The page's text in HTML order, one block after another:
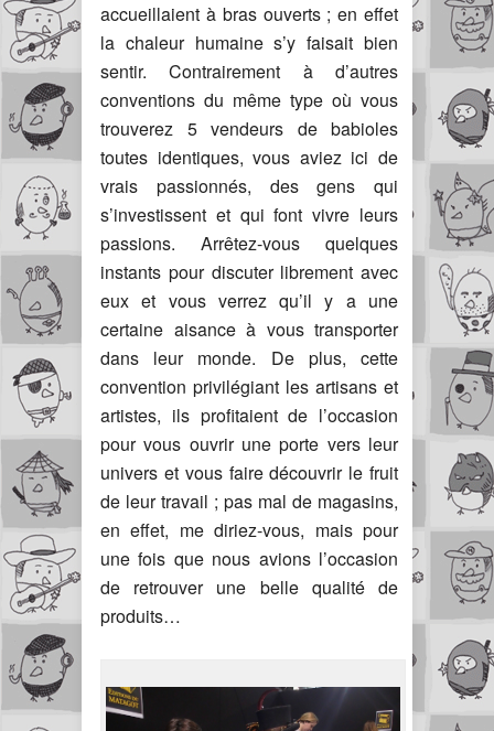
accueillaient à bras ouverts ; en effet
la chaleur humaine s’y faisait bien
sentir. Contrairement à d’autres
conventions du même type où vous
trouverez 5 vendeurs de babioles
toutes identiques, vous aviez ici de
vrais passionnés, des gens qui
s’investissent et qui font vivre leurs
passions. Arrêtez-vous quelques
instants pour discuter librement avec
eux et vous verrez qu’il y a une
certaine aisance à vous transporter
dans leur monde. De plus, cette
convention privilégiant les artisans et
artistes, ils profitaient de l’occasion
pour vous ouvrir une porte vers leur
univers et vous faire découvrir le fruit
de leur travail ; pas mal de magasins,
en effet, me diriez-vous, mais pour
une fois que nous avions l’occasion
de retrouver une belle qualité de
produits…